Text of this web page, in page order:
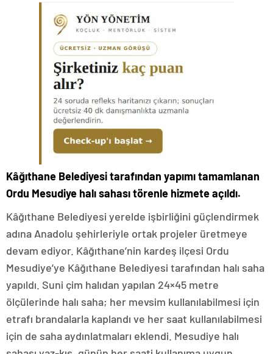
Kâğıthane Belediyesi tarafından yapımı tamamlanan
Ordu Mesudiye halı sahası törenle hizmete açıldı.
Kâğıthane Belediyesi yerelde işbirliğini güçlendirmek
adına Anadolu şehirleriyle ortak projeler üretmeye
devam ediyor. Kâğıthane’nin kardeş ilçesi Ordu
Mesudiye’ye Kâğıthane Belediyesi tarafından halı saha
yapıldı. Suni çim halıdan yapılan 24×45 metre
ölçülerinde halı saha; her mevsim kullanılabilmesi için
etrafı brandalarla kaplandı ve her saat kullanılabilmesi
için de saha aydınlatmaları eklendi. Mesudiye halı